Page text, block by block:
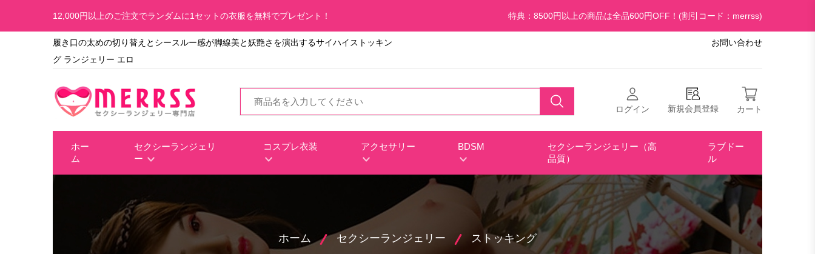
12,000円以上のご注文でランダムに1セットの衣服を無料でプレゼント！ 特典：8500円以上の商品は全品600円OFF！(割引コード：merrss)
履き口の太めの切り替えとシースルー感が脚線美と妖艶さを演出するサイハイストッキン
グ ランジェリー エロ
お問い合わせ
ログイン 新規会員登録 カート
ホー
ム
セクシーランジェリ
ー
コスプレ衣装 アクセサリー BDSM
セクシーランジェリー（高
品質）
ラブドー
ル
ホーム セクシーランジェリー ストッキング